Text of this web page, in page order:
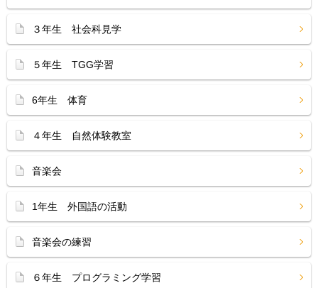
３年生 社会科見学
５年生 TGG学習
6年生 体育
４年生 自然体験教室
音楽会
1年生 外国語の活動
音楽会の練習
６年生 プログラミング学習